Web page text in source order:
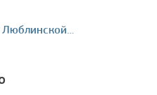
Люблинской…